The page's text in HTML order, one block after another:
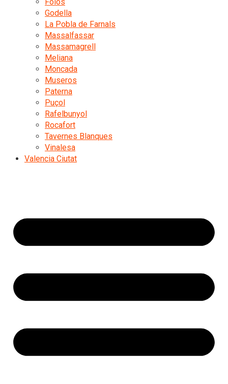
Godella
La Pobla de Farnals
Massalfassar
Massamagrell
Meliana
Moncada
Museros
Paterna
Puçol
Rafelbunyol
Rocafort
Tavernes Blanques
Vinalesa
Valencia Ciutat